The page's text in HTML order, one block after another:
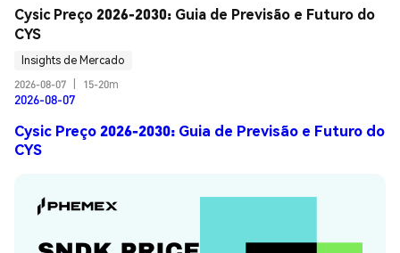
Cysic Preço 2026-2030: Guia de Previsão e Futuro do
CYS
Insights de Mercado
2026-08-07
15-20m
2026-08-07
Cysic Preço 2026-2030: Guia de Previsão e Futuro do
CYS